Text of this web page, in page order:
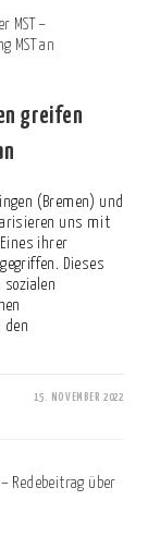
greifen
(Bremen) und
uns mit
ihrer
Dieses
den
15. NOVEMBER 2022